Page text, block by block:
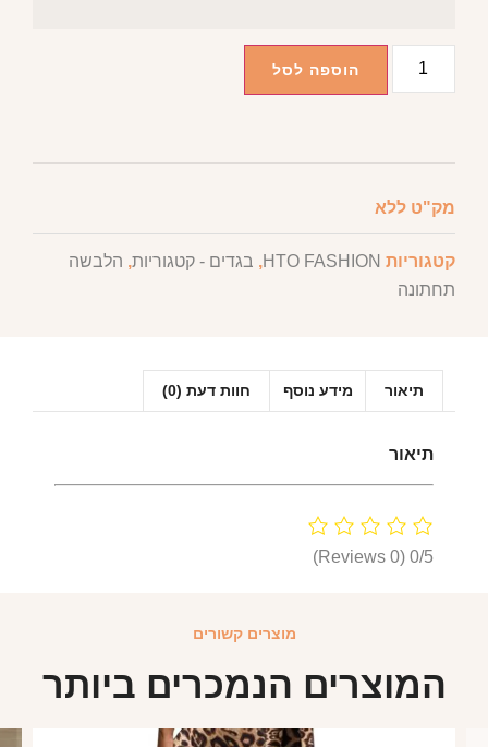
הוספה לסל
מק"ט ללא
קטגוריות HTO FASHION
, בגדים - קטגוריות, הלבשה
תחתונה
תיאור מידע נוסף חוות דעת (0)
תיאור
0/5
(0 Reviews)
מוצרים קשורים
המוצרים הנמכרים ביותר